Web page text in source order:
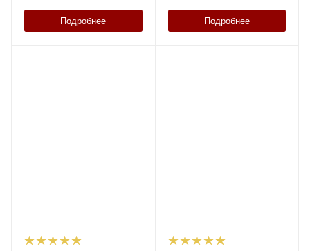
Подробнее Подробнее